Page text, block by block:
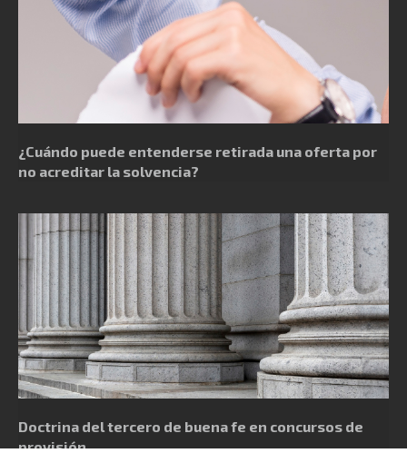
¿Cuándo puede entenderse retirada una oferta por
no acreditar la solvencia?
Doctrina del tercero de buena fe en concursos de
provisión